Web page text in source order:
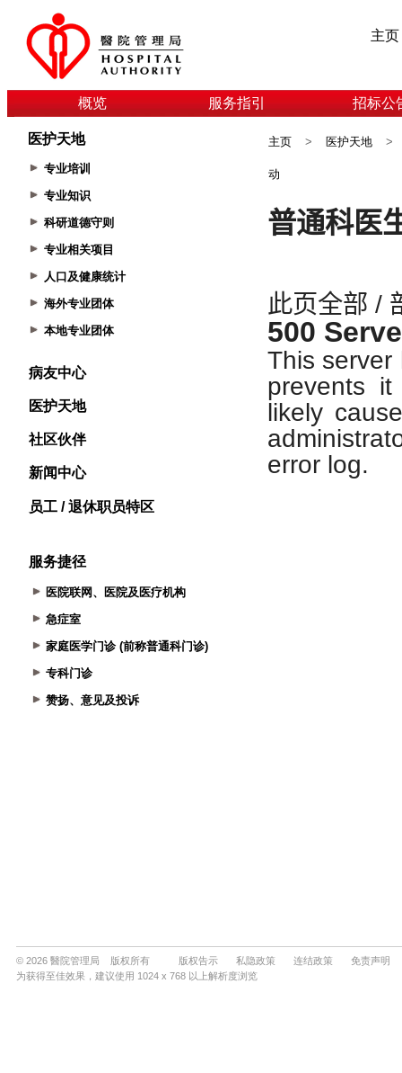
主页
概览 服务指引 招标公
医护天地
专业培训
专业知识
科研道德守则
专业相关项目
人口及健康统计
海外专业团体
本地专业团体
病友中心
医护天地
社区伙伴
新闻中心
员工 / 退休职员特区
服务捷径
医院联网、医院及医疗机构
急症室
家庭医学门诊 (前称普通科门诊)
专科门诊
赞扬、意见及投诉
主页 > 医护天地 >
动
© 2026 醫院管理局 版权所有 版权告示 私隐政策 连结政策
免责声明
为获得至佳效果，建议使用 1024 x 768 以上解析度浏览